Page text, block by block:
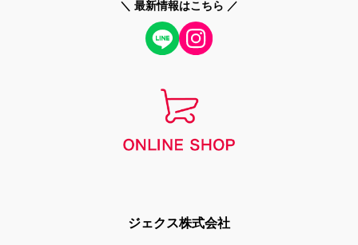
＼ 最新情報はこちら ／
ジェクス株式会社